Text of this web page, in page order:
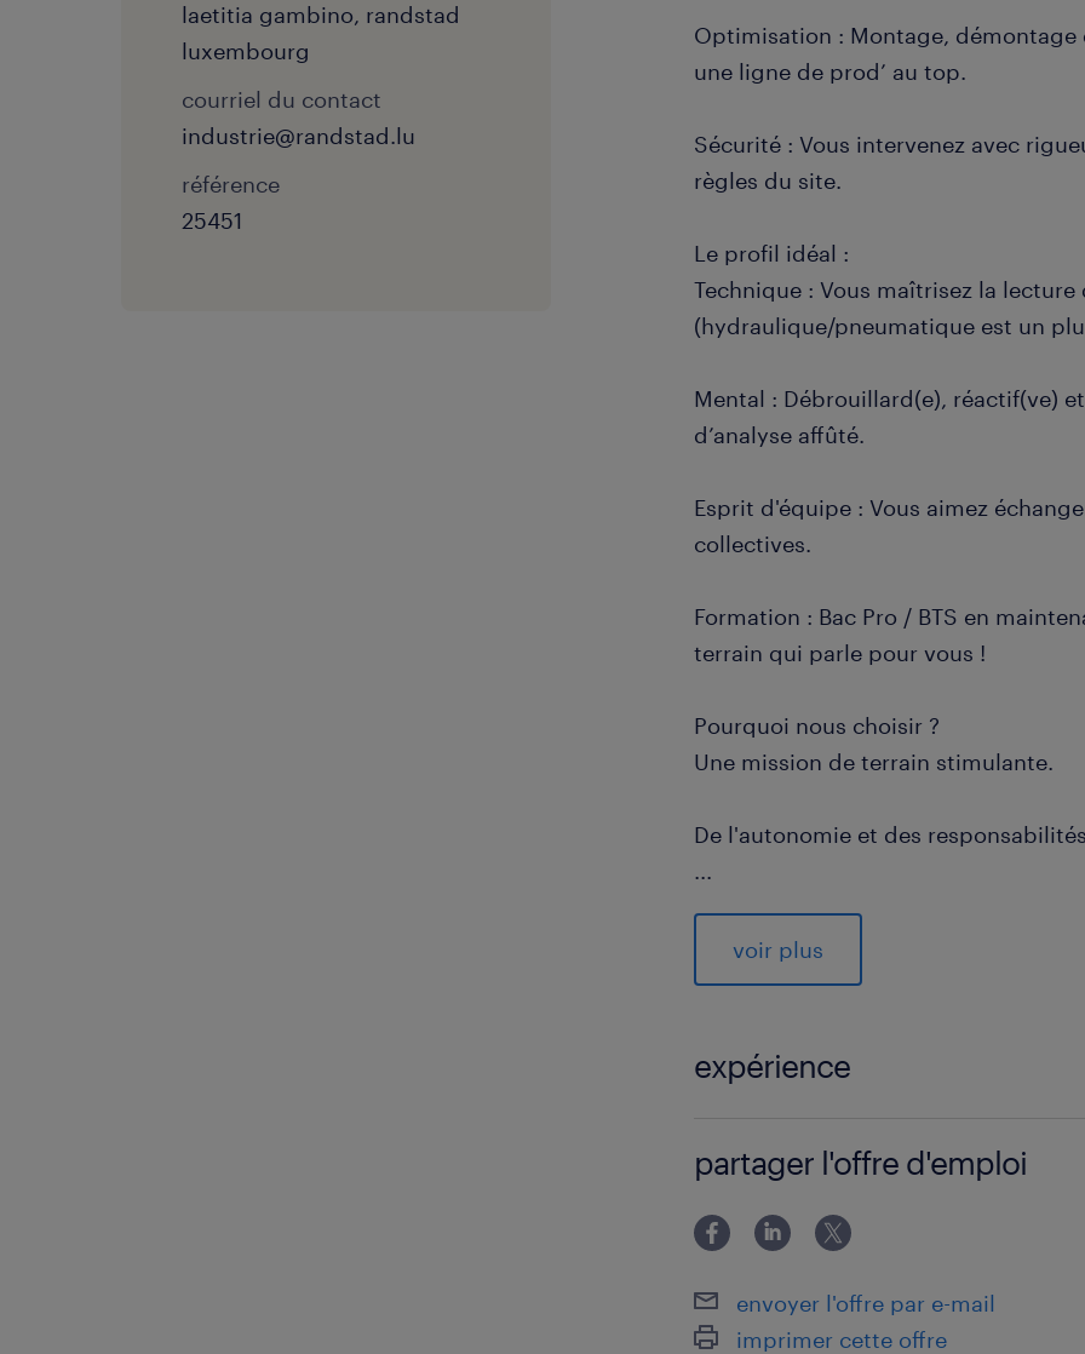
laetitia gambino, randstad
luxembourg
courriel du contact
industrie@randstad.lu
référence
25451
Optimisation : Montage,
une ligne de prod’ au top.
Sécurité : Vous intervenez avec
règles du site.
Le profil idéal :
Technique : Vous maîtrisez la
(hydraulique/pneumatique est un
Mental : Débrouillard(e), réactif(ve)
d’analyse affûté.
Esprit d'équipe : Vous aimez
collectives.
Formation : Bac Pro / BTS en
terrain qui parle pour vous !
Pourquoi nous choisir ?
Une mission de terrain stimulante.
De l'autonomie et des
...
Une agence d’intérim à votre écoute
sur le long terme.
maintenant !
voir plus
expérience
partager l'offre d'emploi
envoyer l'offre par e-mail
imprimer cette offre